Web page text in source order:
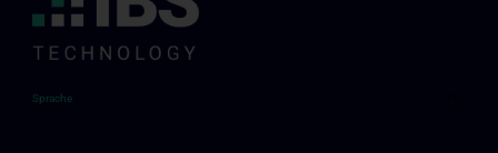
Sprache